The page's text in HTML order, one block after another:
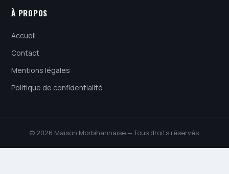
À PROPOS
Accueil
Contact
Mentions légales
Politique de confidentialité
© 2026 Maison Morbihannaise — Tous droits réservés.